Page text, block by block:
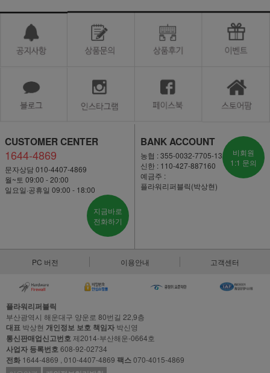
CUSTOMER CENTER
1644-4869
문자상담 010-4407-4869
월~토 09:00 - 20:00
일요일·공휴일 09:00 - 18:00
지금바로
전화하기
BANK ACCOUNT
농협 : 355-0032-7705-13
신한 : 110-427-887160
예금주 :
플라워리퍼블릭(박상현)
비회원
1:1 문의
PC 버전 이용안내 고객센터
플라워리퍼블릭
부산광역시 해운대구 양운로 80번길 22,9층
대표 박상현 개인정보 보호 책임자 박신영
통신판매업신고번호제2014-부산해운-0664호
사업자 등록번호608-92-02734
전화 1644-4869 , 010-4407-4869 팩스070-4015-4869